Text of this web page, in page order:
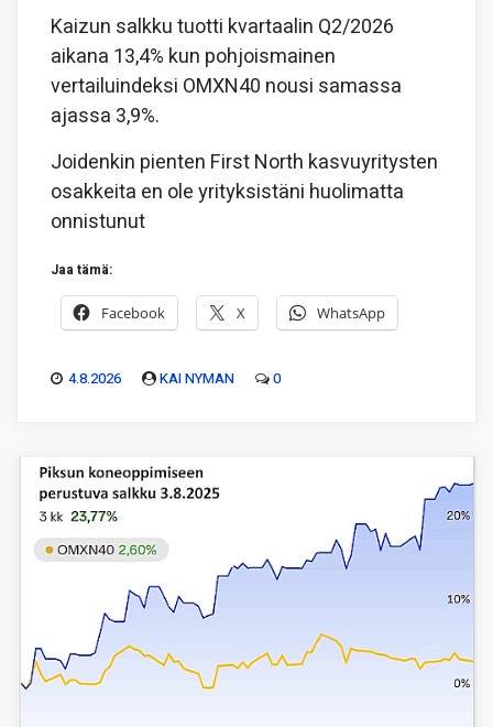
Kaizun salkku tuotti kvartaalin Q2/2026
aikana 13,4% kun pohjoismainen
vertailuindeksi OMXN40 nousi samassa
ajassa 3,9%.
Joidenkin pienten First North kasvuyritysten
osakkeita en ole yrityksistäni huolimatta
onnistunut
Jaa tämä:
Facebook X WhatsApp
4.8.2026 KAI NYMAN 0